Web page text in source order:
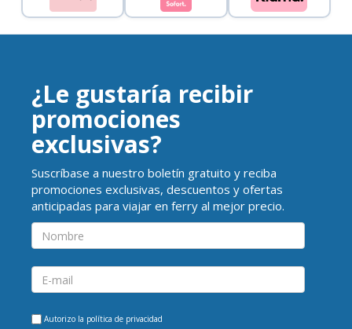
¿Le gustaría recibir
promociones
exclusivas?
Suscríbase a nuestro boletín gratuito y reciba
promociones exclusivas, descuentos y ofertas
anticipadas para viajar en ferry al mejor precio.
Autorizo la política de privacidad